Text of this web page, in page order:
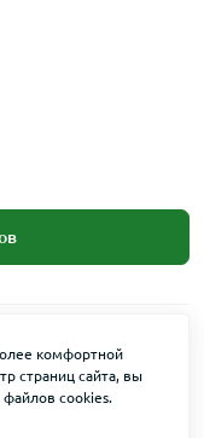
комфортной
страниц сайта, вы
файлов cookies.